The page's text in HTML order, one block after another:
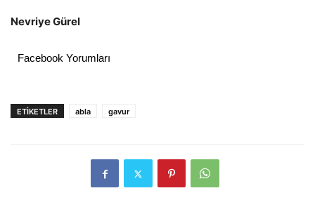
Nevriye Gürel
Facebook Yorumları
ETIKETLER abla gavur